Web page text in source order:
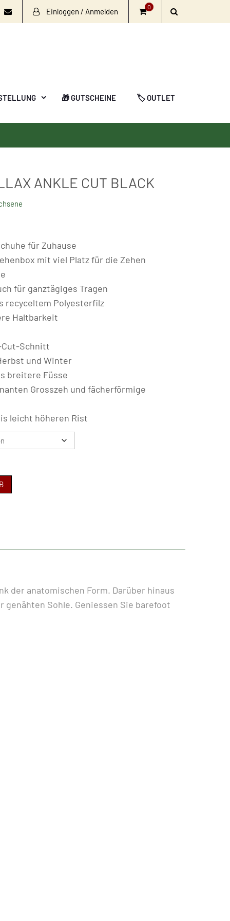
Einloggen / Anmelden 0
🎁 GUTSCHEINE 🏷️ OUTLET
ANKLE CUT BLACK
für Zuhause
mit viel Platz für die Zehen
für ganztägiges Tragen
recyceltem Polyesterfilz
Haltbarkeit
Schnitt
und Winter
breitere Füsse
Grosszeh und fächerförmige
leicht höheren Rist
der anatomischen Form. Darüber hinaus
Sohle. Geniessen Sie barefoot